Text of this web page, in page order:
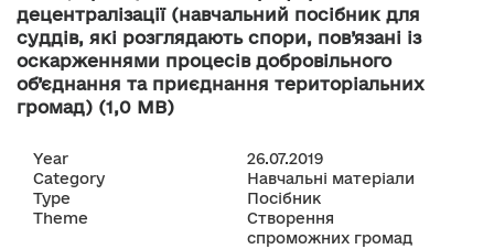
децентралізації (навчальний посібник для
суддів, які розглядають спори, пов’язані із
оскарженнями процесів добровільного
об’єднання та приєднання територіальних
громад) (1,0 MB)
Year
26.07.2019
Category
Навчальні матеріали
Type
Посібник
Theme
Створення
спроможних громад